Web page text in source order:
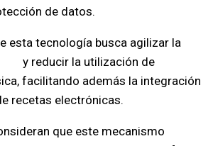
de datos.
esta tecnología busca agilizar la
y reducir la utilización de
facilitando además la integración
recetas electrónicas.
que este mecanismo